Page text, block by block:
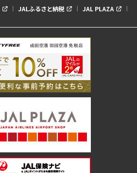
JALふるさと納税 JAL PLAZA